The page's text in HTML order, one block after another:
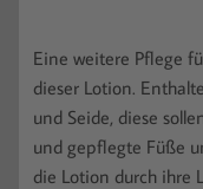
Eine weitere Pflege
dieser Lotion.
und Seide, diese
und gepflegte Füße
die Lotion durch ihre